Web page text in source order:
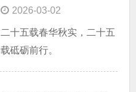
司特举办“巾帼添芳华，花
艺润初心”三八妇女节插花
主题活动，让全体女职工在
2026-03-02
二十五载春华秋实，二十五
载砥砺前行。